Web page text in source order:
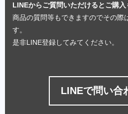
LINEからご質問いただけるとご購入
商品の質問等もできますのでその際
す。
是非LINE登録してみてください。
LINEで問い合